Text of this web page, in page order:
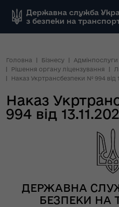
Державна служба
з безпеки на
Головна Бізнесу
Адмінпослуги
Рішення органу ліцензування
Наказ Укртрансбезпеки № 994 від
Наказ
994 від
ДЕРЖАВНА
БЕЗПЕКИ НА